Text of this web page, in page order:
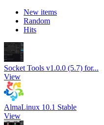
New items
Random
Hits
Socket Tools v1.0.0 (5.7) for...
View
AlmaLinux 10.1 Stable
View